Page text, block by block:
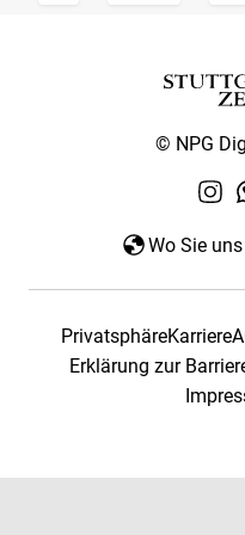
© NPG
Wo Sie
PrivatsphäreKarriere
Erklärung zur